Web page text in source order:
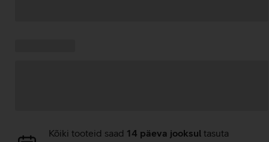
AndmeteKõiki tooteid saad 14 päeva jooksul tasuta